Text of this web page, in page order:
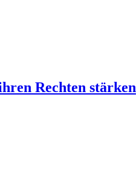
Rechten stärken